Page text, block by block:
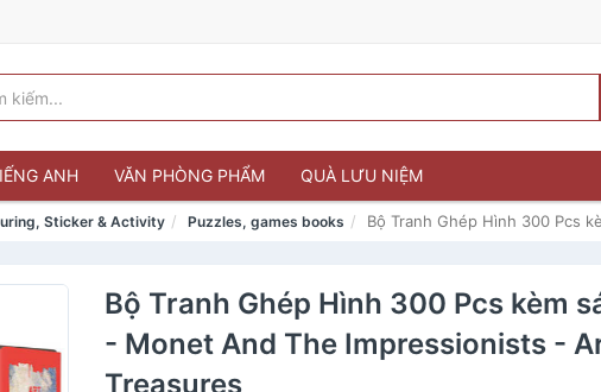
ANH VĂN PHÒNG PHẨM QUÀ LƯU NIỆM
Sticker & Activity Puzzles, games books Bộ Tranh Ghép Hình 300 Pcs
Bộ Tranh Ghép Hình 300 Pcs kèm
- Monet And The Impressionists -
Treasures